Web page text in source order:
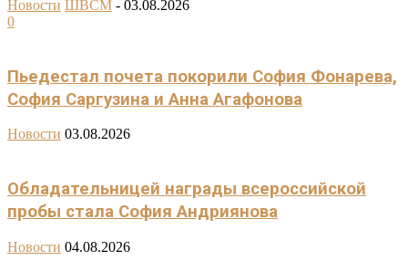
Новости ШВСМ - 03.08.2026
0
Пьедестал почета покорили София Фонарева,
София Саргузина и Анна Агафонова
Новости 03.08.2026
Обладательницей награды всероссийской
пробы стала София Андриянова
Новости 04.08.2026